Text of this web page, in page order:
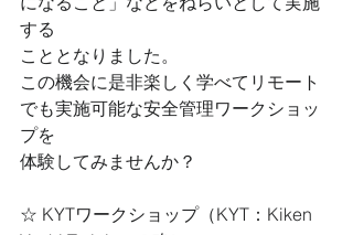
する
こととなりました。
この機会に是非楽しく学べてリモート
でも実施可能な安全管理ワークショッ
プを
体験してみませんか？
☆ KYTワークショップ（KYT：Kiken